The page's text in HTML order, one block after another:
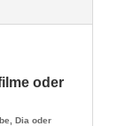
oder
Dia oder